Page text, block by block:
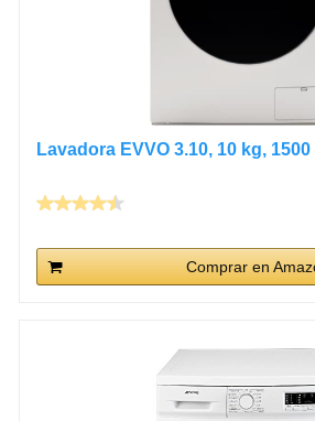
Lavadora EVVO 3.10, 10 kg,
Comprar en